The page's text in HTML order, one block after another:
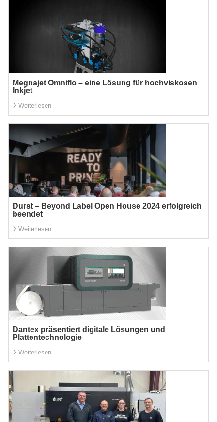
Megnajet Omniflo – eine Lösung für hochviskosen
Inkjet
Weiterlesen
Durst – Beyond Label Open House 2024 erfolgreich
beendet
Weiterlesen
Dantex präsentiert digitale Lösungen und
Plattentechnologie
Weiterlesen